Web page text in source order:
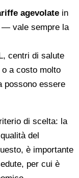
agevolate in
— vale sempre la
centri di salute
a costo molto
possono essere
di scelta: la
del
è importante
per cui è